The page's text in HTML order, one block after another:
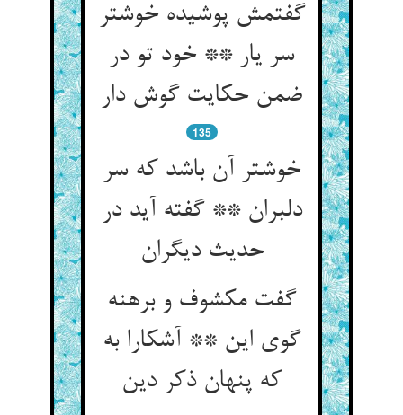
گفتمش پوشیده خوشتر
سر یار ** خود تو در
ضمن حکایت گوش دار
135
خوشتر آن باشد که سر
دلبران ** گفته آید در
حدیث دیگران‌‌
گفت مکشوف و برهنه
گوی این ** آشکارا به